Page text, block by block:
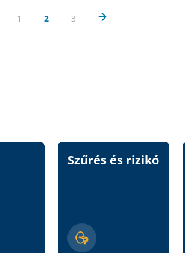
1 2 3
Szűrés és rizikó